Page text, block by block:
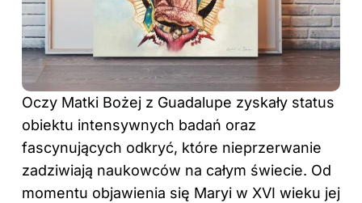
Oczy Matki Bożej z Guadalupe zyskały status
obiektu intensywnych badań oraz
fascynujących odkryć, które nieprzerwanie
zadziwiają naukowców na całym świecie. Od
momentu objawienia się Maryi w XVI wieku jej